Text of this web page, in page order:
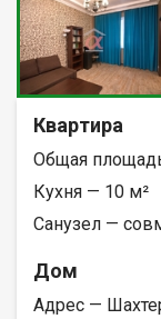
Квартира
Общая
Кухня — 10 м²
Санузел —
Дом
Адрес —